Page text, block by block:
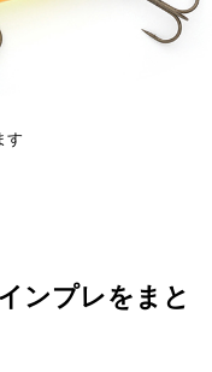
す
ンプレをまと